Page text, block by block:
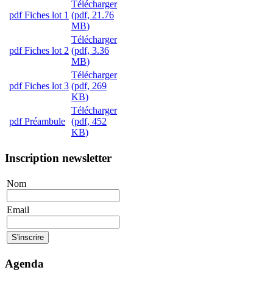
pdf Fiches lot 1
Télécharger
(pdf, 21.76
MB)
pdf Fiches lot 2
Télécharger
(pdf, 3.36
MB)
pdf Fiches lot 3
Télécharger
(pdf, 269
KB)
pdf Préambule
Télécharger
(pdf, 452
KB)
Inscription newsletter
Nom
Email
Agenda